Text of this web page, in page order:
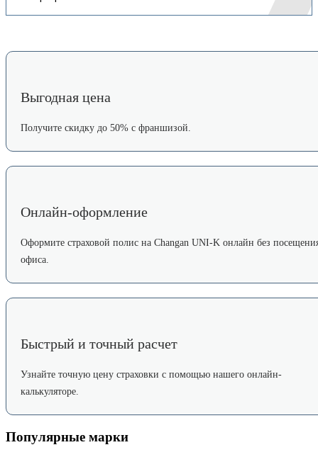
Выгодная цена
Получите скидку до 50% с франшизой.
Онлайн-оформление
Оформите страховой полис на Changan UNI-K онлайн без
офиса.
Быстрый и точный расчет
Узнайте точную цену страховки с помощью нашего онлайн-
калькуляторе.
Популярные марки